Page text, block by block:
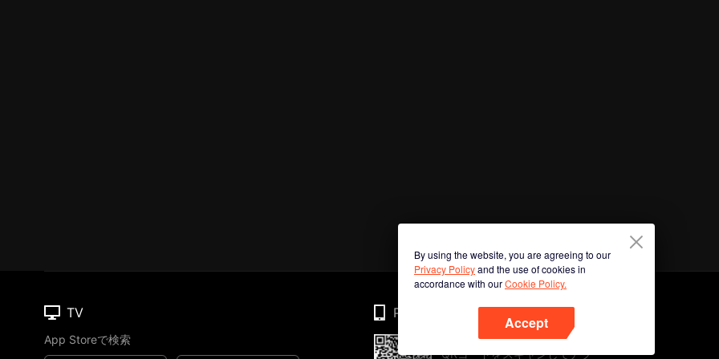
By using the website, you are agreeing to our
Privacy Policyand the use of cookies in
accordance with ourCookie Policy.
Accept
TV
App Storeで検索
Phone
QRコードをスキャンしてアプ